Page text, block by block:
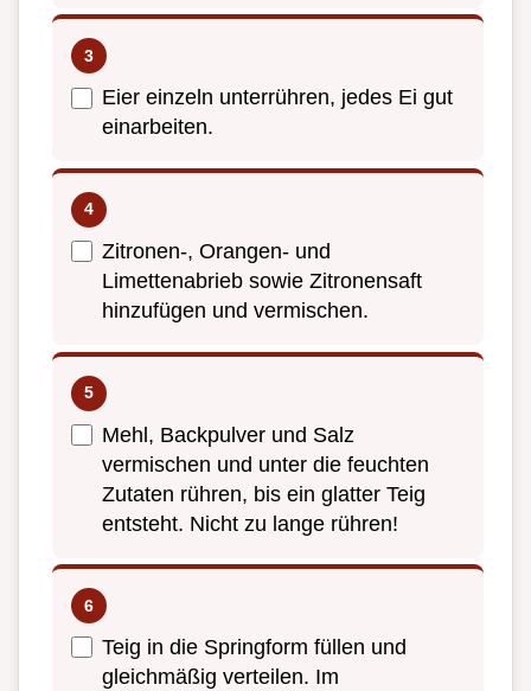
Eier einzeln unterrühren, jedes Ei gut
einarbeiten.
Zitronen-, Orangen- und
Limettenabrieb sowie Zitronensaft
hinzufügen und vermischen.
Mehl, Backpulver und Salz
vermischen und unter die feuchten
Zutaten rühren, bis ein glatter Teig
entsteht. Nicht zu lange rühren!
Teig in die Springform füllen und
gleichmäßig verteilen. Im